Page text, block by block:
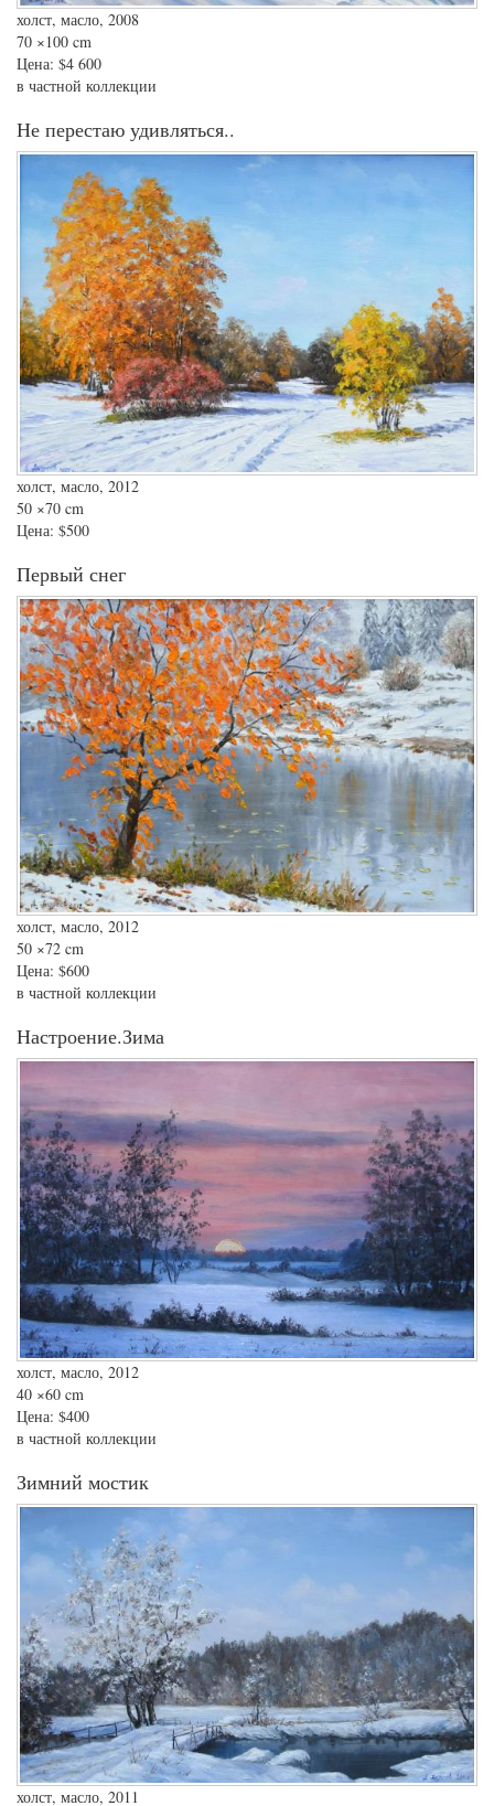
холст, масло, 2008
70 ×100 cm
Цена: $4 600
в частной коллекции
Не перестаю удивляться..
холст, масло, 2012
50 ×70 cm
Цена: $500
Первый снег
холст, масло, 2012
50 ×72 cm
Цена: $600
в частной коллекции
Настроение.Зима
холст, масло, 2012
40 ×60 cm
Цена: $400
в частной коллекции
Зимний мостик
холст, масло, 2011